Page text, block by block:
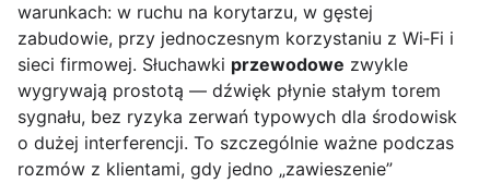
warunkach: w ruchu na korytarzu, w gęstej
zabudowie, przy jednoczesnym korzystaniu z Wi‑Fi i
sieci firmowej. Słuchawki przewodowe zwykle
wygrywają prostotą — dźwięk płynie stałym torem
sygnału, bez ryzyka zerwań typowych dla środowisk
o dużej interferencji. To szczególnie ważne podczas
rozmów z klientami, gdy jedno „zawieszenie”